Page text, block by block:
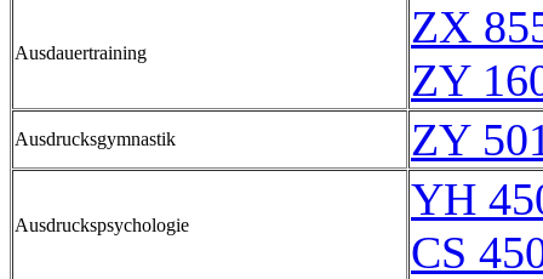
Ausdauertraining
ZX
ZY
Ausdrucksgymnastik ZY
Ausdruckspsychologie
YH
CS